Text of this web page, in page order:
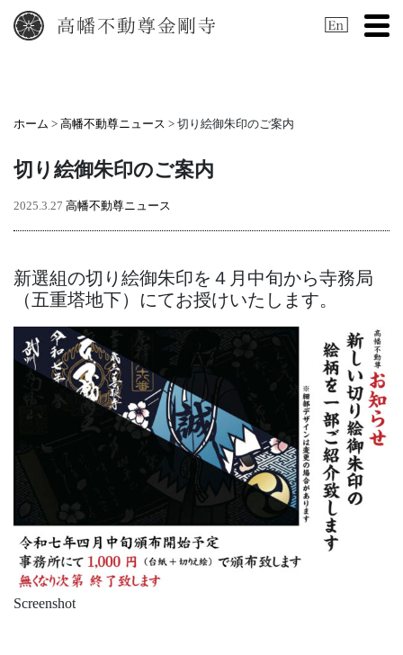
ホーム > 高幡不動尊ニュース > 切り絵御朱印のご案内
切り絵御朱印のご案内
2025.3.27 高幡不動尊ニュース
新選組の切り絵御朱印を４月中旬から寺務局
（五重塔地下）にてお授けいたします。
Screenshot